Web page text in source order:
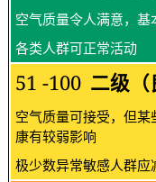
空气质量令人满意，基
各类人群可正常活动
51 -100 二级（
空气质量可接受，但
康有较弱影响
极少数异常敏感人群应